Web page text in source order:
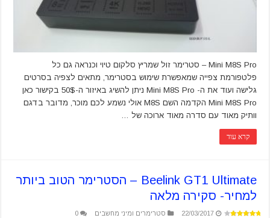
Mini M8S Pro – סטרימר זול שמריץ סלקום טיוי וכנראה גם כל
פלטפורמת צפייה שמאפשרת שימוש בסטרימר, מתאים לצפיה בסרטים
גלישה ועוד את ה- Mini M8S Pro ניתן להשיג באיזור ה-50$ בקישור כאן
Mini M8S Pro הקדמה השם M8S אולי נשמע לכם מוכר, מדובר בדגם
וותיק מאוד עם סדרה מאוד ארוכה של …
קרא עוד
Beelink GT1 Ultimate – הסטרימר הטוב ביותר
למחיר- סקירה מלאה
22/03/2017 סטרימרים ומיני מחשבים 0